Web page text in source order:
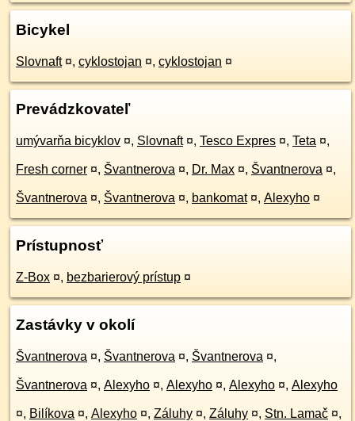
Bicykel
Slovnaft ¤, cyklostojan ¤, cyklostojan ¤
Prevádzkovateľ
umývarňa bicyklov ¤, Slovnaft ¤, Tesco Expres ¤, Teta ¤,
Fresh corner ¤, Švantnerova ¤, Dr. Max ¤, Švantnerova ¤,
Švantnerova ¤, Švantnerova ¤, bankomat ¤, Alexyho ¤
Prístupnosť
Z-Box ¤, bezbarierový prístup ¤
Zastávky v okolí
Švantnerova ¤, Švantnerova ¤, Švantnerova ¤,
Švantnerova ¤, Alexyho ¤, Alexyho ¤, Alexyho ¤, Alexyho
¤, Bilíkova ¤, Alexyho ¤, Záluhy ¤, Záluhy ¤, Stn. Lamač ¤,